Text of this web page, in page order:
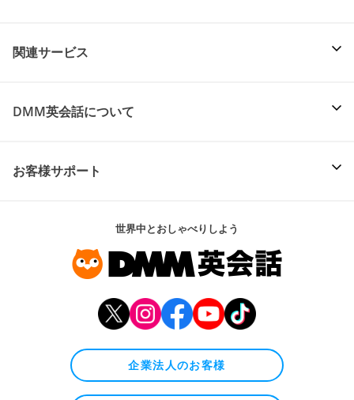
関連サービス
DMM英会話について
お客様サポート
世界中とおしゃべりしよう
企業法人のお客様